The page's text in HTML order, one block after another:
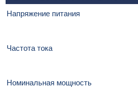
Напряжение питания
Частота тока
Номинальная мощность